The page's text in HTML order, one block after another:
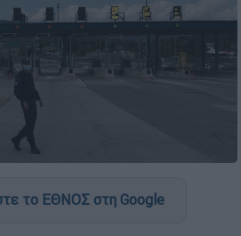
το ΕΘΝΟΣ στη Google